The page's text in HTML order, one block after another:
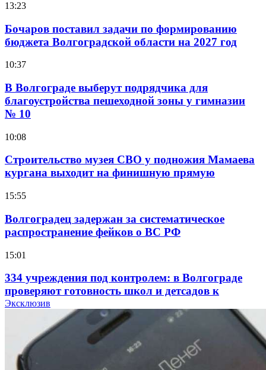
13:23
Бочаров поставил задачи по формированию
бюджета Волгоградской области на 2027 год
10:37
В Волгограде выберут подрядчика для
благоустройства пешеходной зоны у гимназии
№ 10
10:08
Строительство музея СВО у подножия Мамаева
кургана выходит на финишную прямую
15:55
Волгоградец задержан за систематическое
распространение фейков о ВС РФ
15:01
334 учреждения под контролем: в Волгограде
проверяют готовность школ и детсадов к
учебному году
Покушение на убийство в Волгограде: девушка
напала на незнакомую женщину с ножом
Эксклюзив